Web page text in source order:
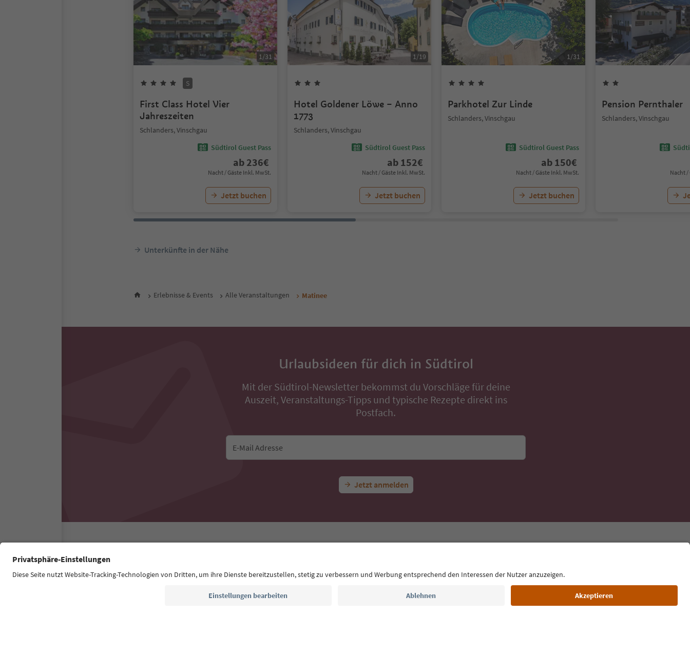
1/31
S
First Class Hotel Vier
Jahreszeiten
Schlanders, Vinschgau
Südtirol Guest Pass
ab 236€
Nacht / Gäste Inkl. MwSt.
Jetzt buchen
1/19
Hotel Goldener Löwe – Anno
1773
Schlanders, Vinschgau
Südtirol Guest Pass
ab 152€
Nacht / Gäste Inkl. MwSt.
Jetzt buchen
1/31
Parkhotel Zur Linde
Schlanders, Vinschgau
Südtirol Guest Pass
ab 150€
Nacht / Gäste Inkl. MwSt.
Jetzt buchen
Pension Pernthaler
Schlanders, Vinschgau
Nacht /
Unterkünfte in der Nähe
Erlebnisse & Events Alle Veranstaltungen Matinee
Urlaubsideen für dich in Südtirol
Mit der Südtirol-Newsletter bekommst du Vorschläge für deine
Auszeit, Veranstaltungs-Tipps und typische Rezepte direkt ins
Postfach.
E-Mail Adresse
Jetzt anmelden